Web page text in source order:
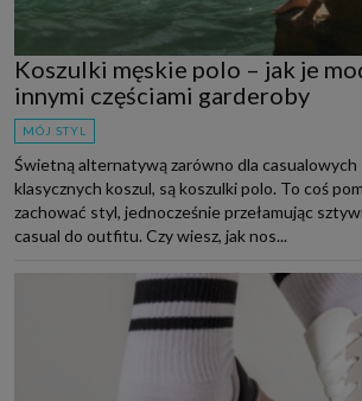
Koszulki męskie polo – jak je
innymi częściami garderoby
MÓJ STYL
Świetną alternatywą zarówno dla
klasycznych koszul, są koszulki polo. To coś
zachować styl, jednocześnie przełamując
casual do outfitu. Czy wiesz, jak nos...